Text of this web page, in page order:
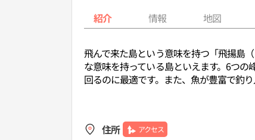
紹介 情報 地図
飛んで来た島という意味を持つ「飛揚島
な意味を持っている島といえます。6つ
回るのに最適です。また、魚が豊富で釣り
住所 アクセス